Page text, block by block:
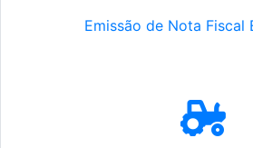
Emissão de Nota Fiscal